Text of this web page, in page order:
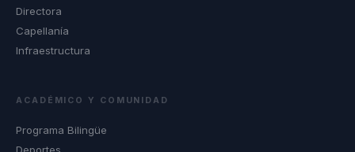
Directora
Capellanía
Infraestructura
ACADÉMICO Y COMUNIDAD
Programa Bilingüe